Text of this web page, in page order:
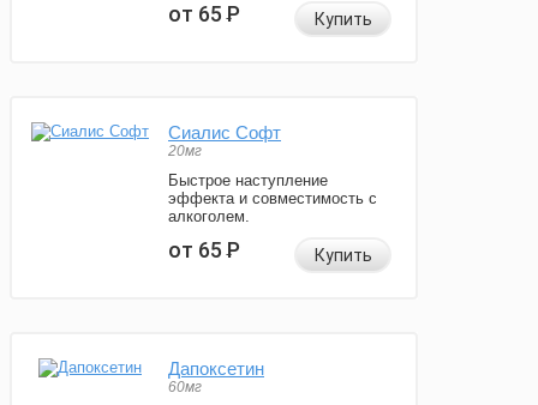
от 65Р Купить
Сиалис Софт
20мг
Быстрое наступление
эффекта и совместимость с
алкоголем.
от 65Р Купить
Дапоксетин
60мг